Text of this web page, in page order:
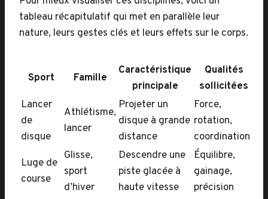
tableau récapitulatif qui met en parallèle leur
nature, leurs gestes clés et leurs effets sur le corps.
Sport Famille
Caractéristique
principale
Qualités
sollicitées
Lancer
de
disque
Athlétisme,
lancer
Projeter un
disque à grande
distance
Force,
rotation,
coordination
Luge de
course
Glisse,
sport
d’hiver
Descendre une
piste glacée à
haute vitesse
Équilibre,
gainage,
précision